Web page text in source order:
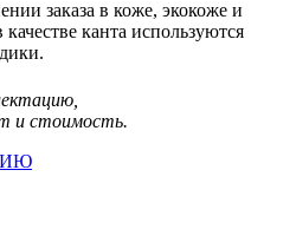
заказа в коже, экокоже и
качестве канта используются
и стоимость.